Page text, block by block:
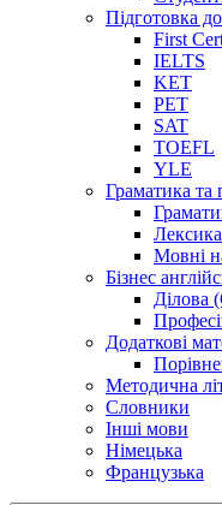
Підготовка до
First
IELTS
KET
PET
SAT
TOEFL
YLE
Граматика та
Лексика
Мовні
Бізнес
Ділова
Додаткові
Методична
Словники
Інші мови
Німецька
Французька